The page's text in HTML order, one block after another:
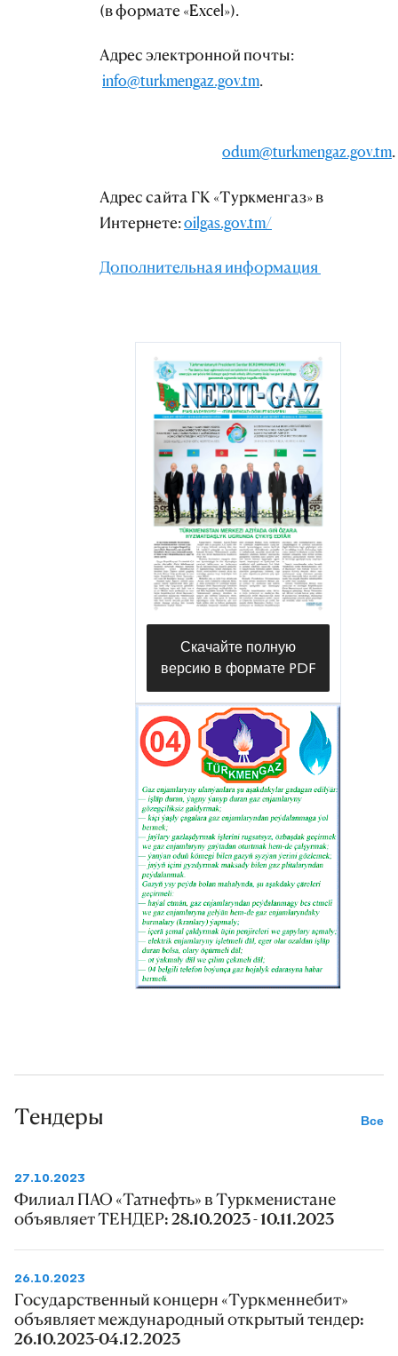
(в формате «Excel»).
Адрес электронной почты:
info@turkmengaz.gov.tm.
odum@turkmengaz.gov.tm.
Адрес сайта ГК «Туркменгаз» в
Интернете:oilgas.gov.tm/
Дополнительная информация
Скачайте полную
версию в формате PDF
Тендеры Все
27.10.2023
Филиал ПАО «Татнефть» в Туркменистане
объявляет ТЕНДЕР: 28.10.2023 - 10.11.2023
26.10.2023
Государственный концерн «Туркменнебит»
объявляет международный открытый тендер:
26.10.2023-04.12.2023